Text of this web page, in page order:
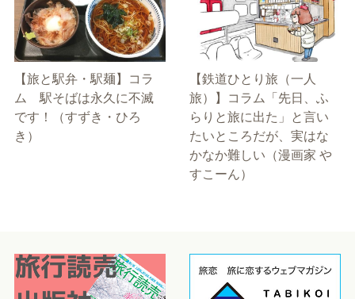
【旅と駅弁・駅麺】コラ
ム 駅そばは永久に不滅
です！（すずき・ひろ
き）
【鉄道ひとり旅（一人
旅）】コラム「先日、ふ
らりと旅に出た」と言い
たいところだが、実はな
かなか難しい（漫画家 や
すこーん）